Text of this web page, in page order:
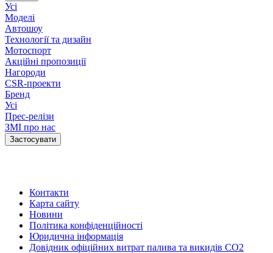
Усі
Моделі
Автошоу
Технології та дизайн
Мотоспорт
Акційні пропозиції
Нагороди
CSR-проекти
Бренд
Усі
Прес-релізи
ЗМІ про нас
Контакти
Карта сайту
Новини
Політика конфіденційності
Юридична інформація
Довідник офіційних витрат палива та викидів СО2